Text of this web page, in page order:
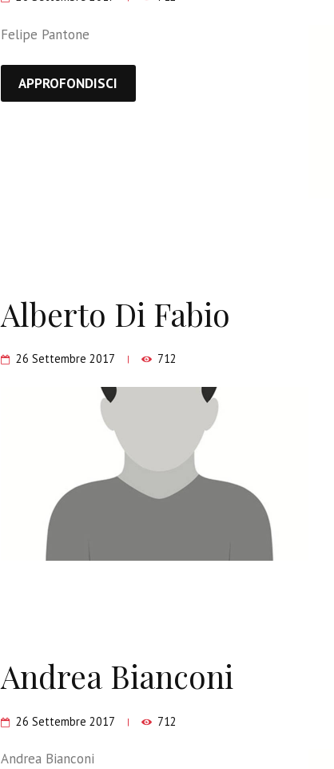
Felipe Pantone
APPROFONDISCI
Alberto Di Fabio
26 Settembre 2017 712
Andrea Bianconi
26 Settembre 2017 712
Andrea Bianconi